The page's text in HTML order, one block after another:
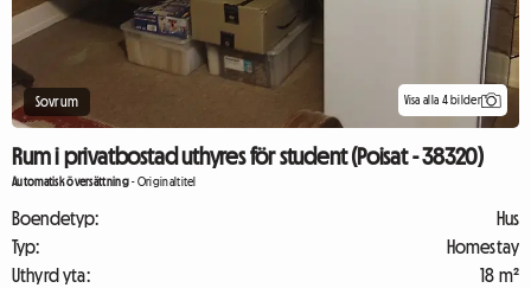
Sovrum Visa alla 4 bilder
Rum i privatbostad uthyres för student (Poisat - 38320)
Automatisk översättning-Originaltitel
Boendetyp:
Hus
Typ:
Homestay
Uthyrd yta:
18 m²